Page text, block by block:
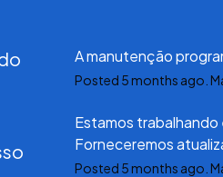
A manutenção
Posted 5months ago.
Estamos trabalhando
Forneceremos
Posted 5months ago.